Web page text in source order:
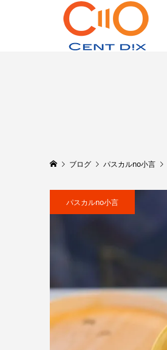
ブログ パスカルno小言
パスカルno小言